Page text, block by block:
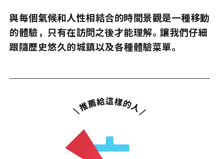
廣島縣觀光宣傳冊
與每個氣候和人性相結合的時間景觀是一種移動
的體驗，只有在訪問之後才能理解。讓我們仔細
跟隨歷史悠久的城鎮以及各種體驗菜單。